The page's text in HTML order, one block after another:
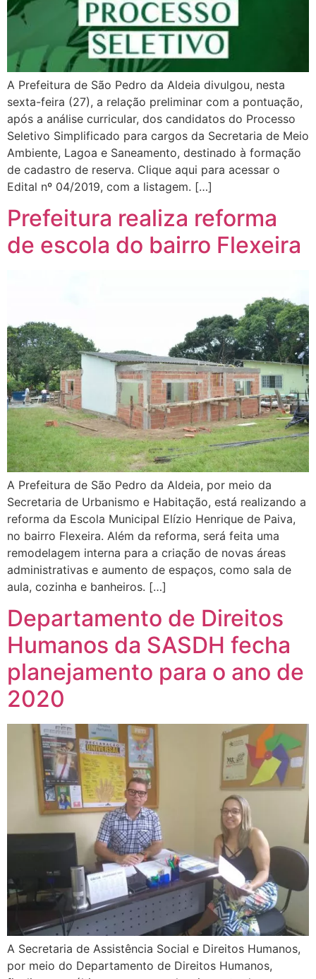
A Prefeitura de São Pedro da Aldeia divulgou, nesta
sexta-feira (27), a relação preliminar com a pontuação,
após a análise curricular, dos candidatos do Processo
Seletivo Simplificado para cargos da Secretaria de Meio
Ambiente, Lagoa e Saneamento, destinado à formação
de cadastro de reserva. Clique aqui para acessar o
Edital nº 04/2019, com a listagem. […]
Prefeitura realiza reforma
de escola do bairro Flexeira
A Prefeitura de São Pedro da Aldeia, por meio da
Secretaria de Urbanismo e Habitação, está realizando a
reforma da Escola Municipal Elízio Henrique de Paiva,
no bairro Flexeira. Além da reforma, será feita uma
remodelagem interna para a criação de novas áreas
administrativas e aumento de espaços, como sala de
aula, cozinha e banheiros. […]
Departamento de Direitos
Humanos da SASDH fecha
planejamento para o ano de
2020
A Secretaria de Assistência Social e Direitos Humanos,
por meio do Departamento de Direitos Humanos,